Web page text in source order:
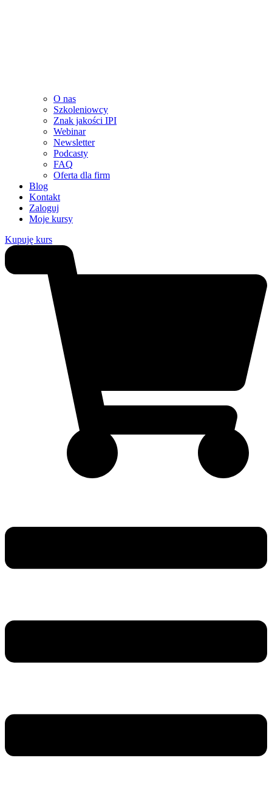
O nas
Szkoleniowcy
Znak jakości IPI
Webinar
Newsletter
Podcasty
FAQ
Oferta dla firm
Blog
Kontakt
Zaloguj
Moje kursy
Kupuję kurs